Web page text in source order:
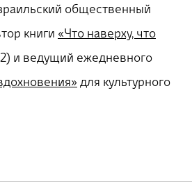
общественный
книги «Что наверху, что
и ведущий ежедневного
для культурного